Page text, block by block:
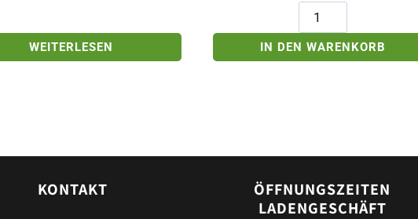
WEITERLESEN
Tarianer
Scharfe
Wurst
Menge
IN DEN WARENKORB
KONTAKT
ÖFFNUNGSZEITEN
LADENGESCHÄFT